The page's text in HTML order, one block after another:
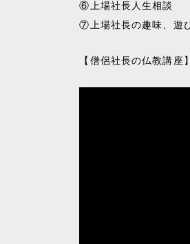
⑥上場社長人生相談
⑦上場社長の趣味、遊
【僧侶社長の仏教講